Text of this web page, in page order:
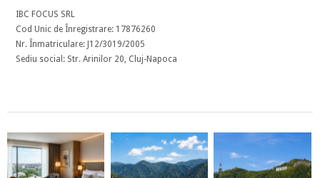
IBC FOCUS SRL
Cod Unic de Înregistrare: 17876260
Nr. Înmatriculare: J12/3019/2005
Sediu social: Str. Arinilor 20, Cluj-Napoca